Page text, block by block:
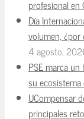
profesional en
Día
volumen,
4 agosto,
PSE marca
su
UCompensar
principales